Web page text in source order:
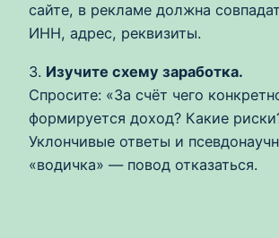
сайте, в рекламе должна
ИНН, адрес, реквизиты.
3. Изучите схему заработка.
Спросите: «За счёт чего
формируется доход? Какие
Уклончивые ответы и
«водичка» — повод отказаться.